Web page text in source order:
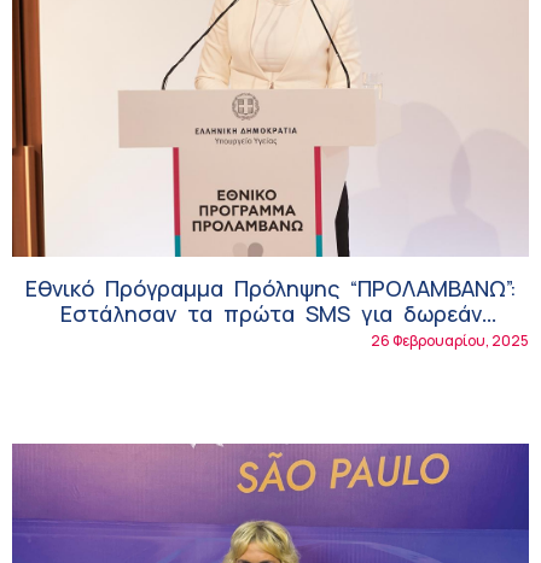
Εθνικό Πρόγραμμα Πρόληψης “ΠΡΟΛΑΜΒΑΝΩ”:
Εστάλησαν τα πρώτα SMS για δωρεάν
εξετάσεις καρδιαγγειακών νοσημάτων
26 Φεβρουαρίου, 2025